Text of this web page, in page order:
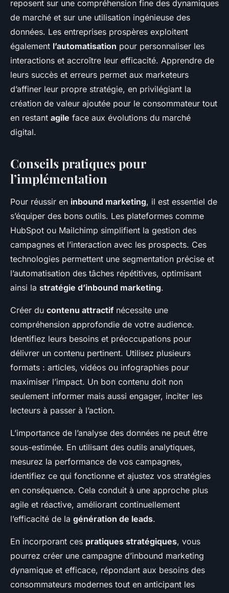
reposent sur une compréhension fine des dynamiques
de marché et sur une utilisation ingénieuse des
données. Les entreprises prospères exploitent
également l’automatisation pour personnaliser les
interactions et accroître leur efficacité. Apprendre de
leurs succès et erreurs permet aux marketeurs
d’affiner leur propre stratégie, en privilégiant la
création de valeur ajoutée pour le consommateur tout
en restant agile face aux évolutions du marché
digital.
Conseils pratiques pour
l’implémentation
Pour réussir en inbound marketing, il est essentiel de
s’équiper des bons outils. Les plateformes comme
HubSpot ou Mailchimp simplifient la gestion des
campagnes et l’interaction avec les prospects. Ces
technologies permettent une segmentation précise et
l’automatisation des tâches répétitives, optimisant
ainsi la stratégie d’inbound marketing.
Créer du contenu attractif nécessite une
compréhension approfondie de votre audience.
Identifiez leurs besoins et préoccupations pour
délivrer un contenu pertinent. Utilisez plusieurs
formats : articles, vidéos ou infographies pour
maximiser l’impact. Un bon contenu doit non
seulement informer mais aussi engager, inciter les
lecteurs à passer à l’action.
L’importance de l’analyse des données ne peut être
sous-estimée. En utilisant des outils analytiques,
mesurez la performance de vos campagnes,
identifiez ce qui fonctionne et ajustez vos stratégies
en conséquence. Cela conduit à une approche plus
agile et réactive, améliorant continuellement
l’efficacité de la génération de leads.
En incorporant ces pratiques stratégiques, vous
pourrez créer une campagne d’inbound marketing
dynamique et efficace, répondant aux besoins des
consommateurs modernes tout en anticipant les